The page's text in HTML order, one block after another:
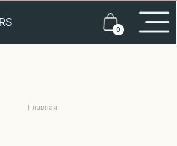
Главная